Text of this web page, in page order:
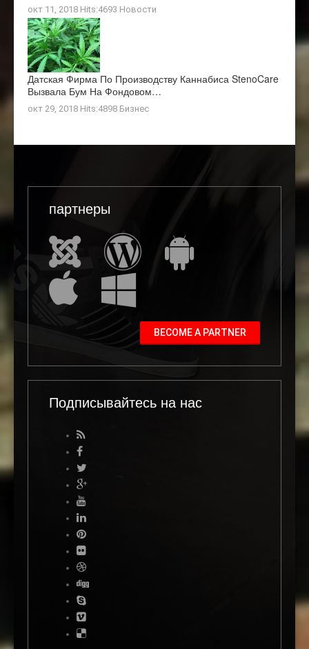
окт 11, 2018 Hits:4693 Новости
Датская Фирма По Производству Каннабиса StenoCare
Вызвала Бум На Фондовом…
окт 29, 2018 Hits:4898 Бизнес
партнеры
BECOME A PARTNER
Подписывайтесь на нас